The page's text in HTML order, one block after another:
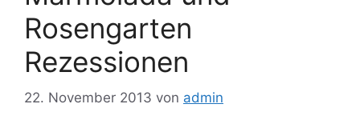
Rosengarten
Rezessionen
22. November 2013 von admin